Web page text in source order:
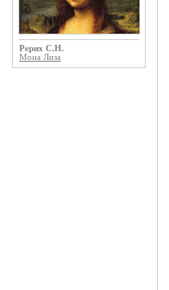
Рерих С.Н.
Мона Лиза